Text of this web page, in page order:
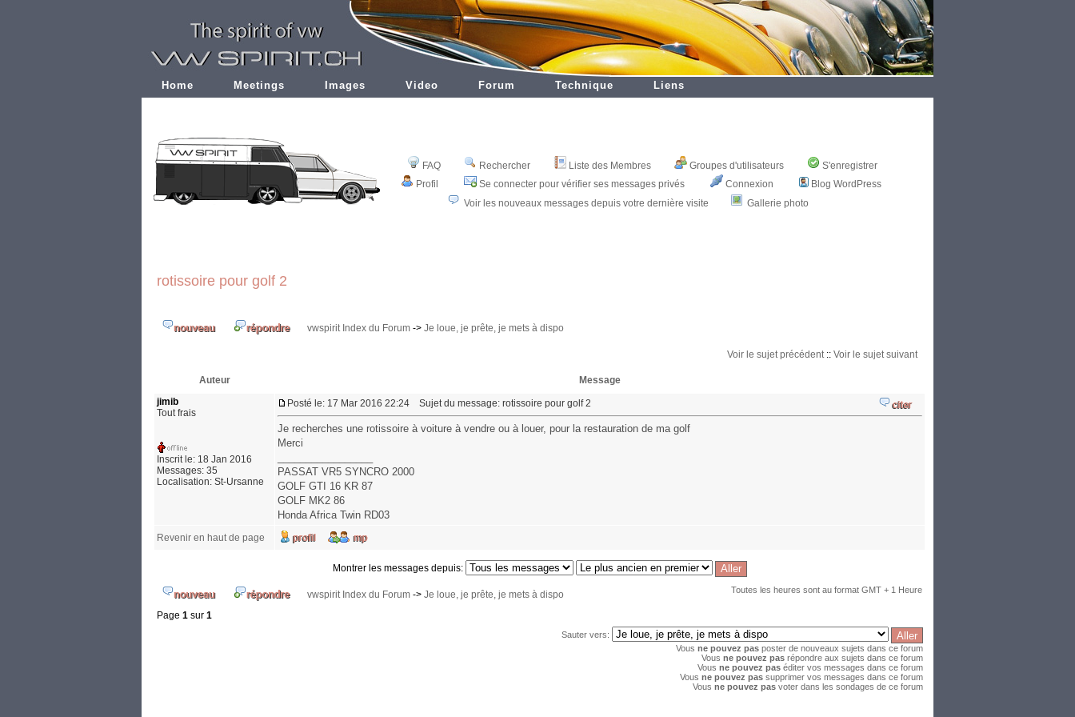
Home Meetings Images Video Forum Technique Liens
FAQ Rechercher Liste des Membres Groupes d'utilisateurs
S'enregistrer
Profil
Se connecter pour vérifier ses messages privés Connexion
Blog WordPress
Voir les nouveaux messages depuis votre dernière visite
Gallerie photo
rotissoire pour golf 2
vwspirit Index du Forum -> Je loue, je prête, je mets à dispo
Voir le sujet précédent :: Voir le sujet suivant
Auteur
Message
jimib
Tout frais
Inscrit le: 18 Jan 2016
Messages: 35
Localisation: St-Ursanne
Posté le: 17 Mar 2016 22:24 Sujet du message: rotissoire pour golf 2
Je recherches une rotissoire à voiture à vendre ou à louer, pour la restauration de ma golf
Merci
PASSAT VR5 SYNCRO 2000
GOLF GTI 16 KR 87
GOLF MK2 86
Honda Africa Twin RD03
Revenir en haut de page
Montrer les messages depuis:
vwspirit Index du Forum -> Je loue, je prête, je mets à dispo Toutes les heures sont au format GMT + 1 Heure
Page 1 sur 1
Sauter vers:
Vous ne pouvez pas poster de nouveaux sujets dans ce forum
Vous ne pouvez pas répondre aux sujets dans ce forum
Vous ne pouvez pas éditer vos messages dans ce forum
Vous ne pouvez pas supprimer vos messages dans ce forum
Vous ne pouvez pas voter dans les sondages de ce forum